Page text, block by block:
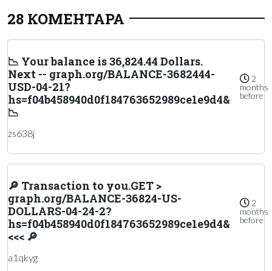
28 КОМЕНТАРА
📉 Your balance is 36,824.44 Dollars.
Next -- graph.org/BALANCE-3682444-
USD-04-21?
hs=f04b458940d0f184763652989ce1e9d4&
📉
2
months
before
zs638j
🔎 Transaction to you.GET >
graph.org/BALANCE-36824-US-
DOLLARS-04-24-2?
hs=f04b458940d0f184763652989ce1e9d4&
<<< 🔎
2
months
before
a1qkyg